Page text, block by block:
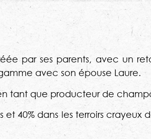
par ses parents, avec un
avec son épouse Laure.
tant que producteur de
40% dans les terroirs crayeux